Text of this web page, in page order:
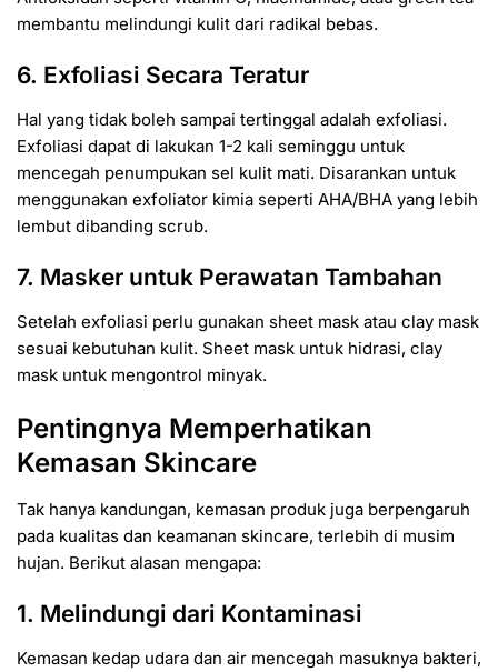
membantu melindungi kulit dari radikal bebas.
6. Exfoliasi Secara Teratur
Hal yang tidak boleh sampai tertinggal adalah exfoliasi.
Exfoliasi dapat di lakukan 1-2 kali seminggu untuk
mencegah penumpukan sel kulit mati. Disarankan untuk
menggunakan exfoliator kimia seperti AHA/BHA yang lebih
lembut dibanding scrub.
7. Masker untuk Perawatan Tambahan
Setelah exfoliasi perlu gunakan sheet mask atau clay mask
sesuai kebutuhan kulit. Sheet mask untuk hidrasi, clay
mask untuk mengontrol minyak.
Pentingnya Memperhatikan
Kemasan Skincare
Tak hanya kandungan, kemasan produk juga berpengaruh
pada kualitas dan keamanan skincare, terlebih di musim
hujan. Berikut alasan mengapa:
1. Melindungi dari Kontaminasi
Kemasan kedap udara dan air mencegah masuknya bakteri,